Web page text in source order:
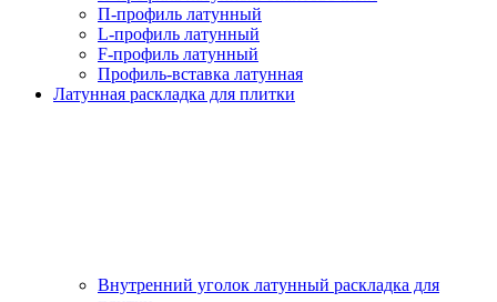
П-профиль латунный
L-профиль латунный
F-профиль латунный
Профиль-вставка латунная
Латунная раскладка для плитки
Внутренний уголок латунный раскладка для